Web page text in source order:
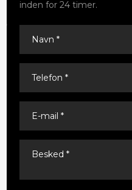
inden for 24 timer.